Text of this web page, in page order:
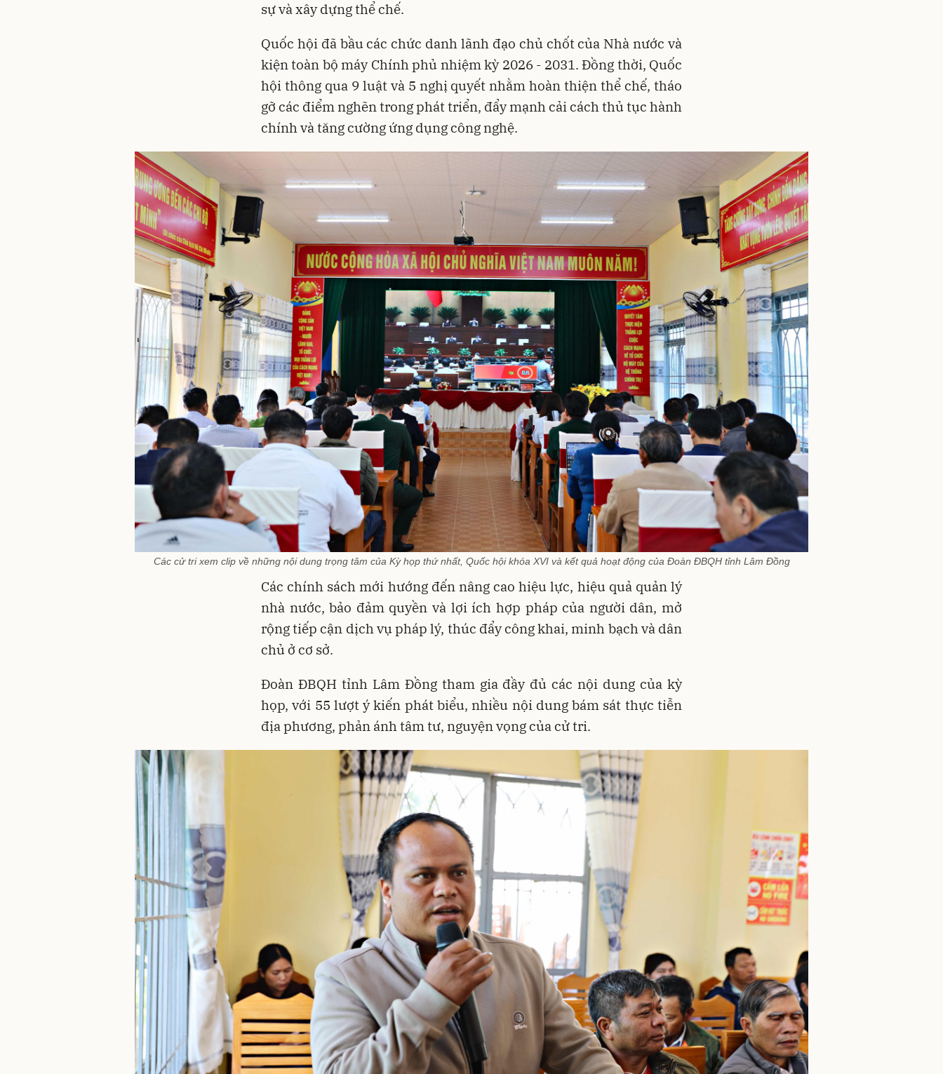
sự và xây dựng thể chế.
Quốc hội đã bầu các chức danh lãnh đạo chủ chốt của Nhà nước và
kiện toàn bộ máy Chính phủ nhiệm kỳ 2026 - 2031. Đồng thời, Quốc
hội thông qua 9 luật và 5 nghị quyết nhằm hoàn thiện thể chế, tháo
gỡ các điểm nghẽn trong phát triển, đẩy mạnh cải cách thủ tục hành
chính và tăng cường ứng dụng công nghệ.
Các cử tri xem clip về những nội dung trọng tâm của Kỳ họp thứ nhất, Quốc hội khóa XVI và kết quả hoạt động của Đoàn ĐBQH tỉnh Lâm Đồng
Các chính sách mới hướng đến nâng cao hiệu lực, hiệu quả quản lý
nhà nước, bảo đảm quyền và lợi ích hợp pháp của người dân, mở
rộng tiếp cận dịch vụ pháp lý, thúc đẩy công khai, minh bạch và dân
chủ ở cơ sở.
Đoàn ĐBQH tỉnh Lâm Đồng tham gia đầy đủ các nội dung của kỳ
họp, với 55 lượt ý kiến phát biểu, nhiều nội dung bám sát thực tiễn
địa phương, phản ánh tâm tư, nguyện vọng của cử tri.